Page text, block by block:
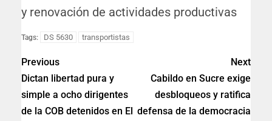
y renovación de actividades productivas
Tags: DS 5630 transportistas
Previous
Dictan libertad pura y
simple a ocho dirigentes
de la COB detenidos en El
Next
Cabildo en Sucre exige
desbloqueos y ratifica
defensa de la democracia